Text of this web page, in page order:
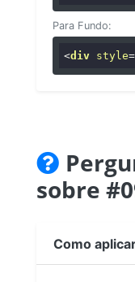
Para Fundo:
<div style=
sobre
Como